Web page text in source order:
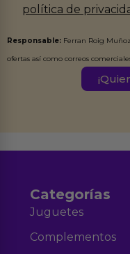
política de
Responsable: Ferran Roig Muñoz
ofertas así como correos
Destinatarios:
Categorías
Juguetes
Complementos